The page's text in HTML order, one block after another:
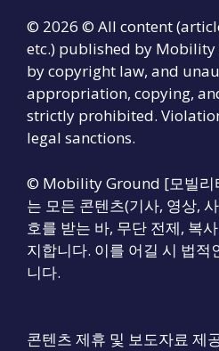
© 2026 © All content
etc.) published by
by copyright law, and
appropriation, copying,
strictly prohibited.
legal sanctions.
© Mobility Ground [모빌리
는 모든 콘텐츠(기사, 영상,
호를 받는 바, 무단 전제, 복
지합니다. 이를 어길 시 법적
니다.
콘텐츠 제휴 및 보도자료 제